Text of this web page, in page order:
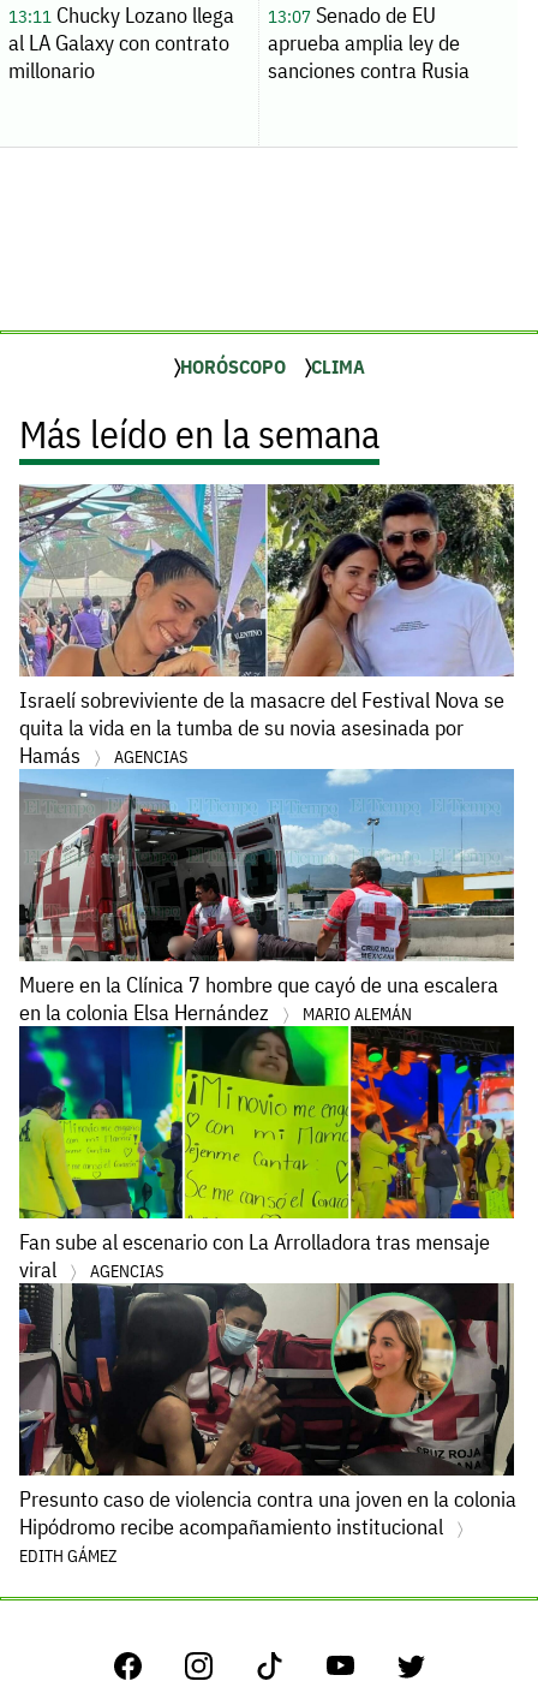
13:11Chucky Lozano llega
al LA Galaxy con contrato
millonario
13:07Senado de EU
aprueba amplia ley de
sanciones contra Rusia
HORÓSCOPO CLIMA
Más leído en la semana
Israelí sobreviviente de la masacre del Festival Nova se
quita la vida en la tumba de su novia asesinada por
Hamás
AGENCIAS
Muere en la Clínica 7 hombre que cayó de una escalera
en la colonia Elsa Hernández
MARIO ALEMÁN
Fan sube al escenario con La Arrolladora tras mensaje
viral
AGENCIAS
Presunto caso de violencia contra una joven en la colonia
Hipódromo recibe acompañamiento institucional
EDITH GÁMEZ